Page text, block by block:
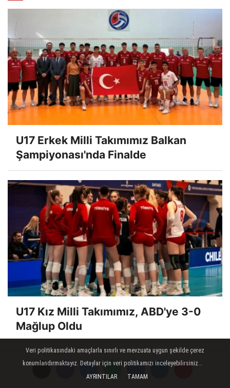
U17 Erkek Milli Takımımız Balkan
Şampiyonası'nda Finalde
U17 Kız Milli Takımımız, ABD'ye 3-0
Mağlup Oldu
Veri politikasındaki amaçlarla sınırlı ve mevzuata uygun şekilde çerez
konumlandırmaktayız. Detaylar için veri politikamızı inceleyebilirsiniz...
AYRINTILAR
TAMAM